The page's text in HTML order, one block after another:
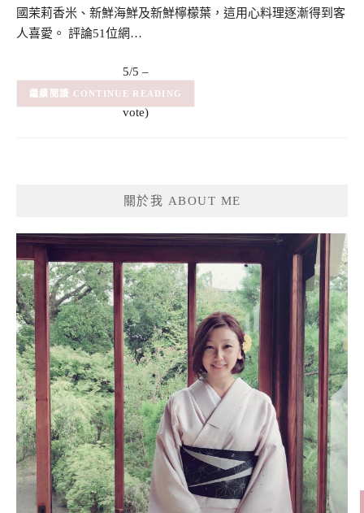
國茉莉香米、新鮮海鮮及新鮮檸檬葉，這用心料理逐漸得到客
人喜愛。 評論51位網…
5/5 –
(1
vote)
(1) CONTINUE READING
關於我 ABOUT ME